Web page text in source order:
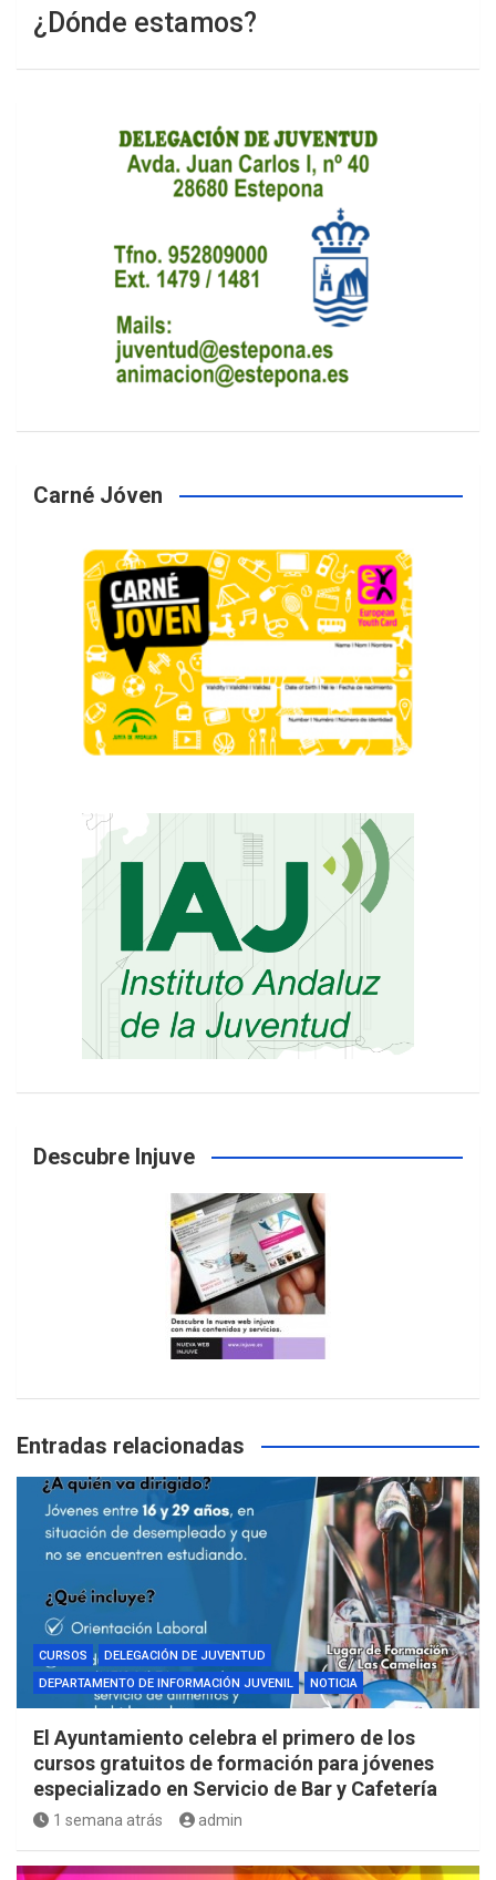
¿Dónde estamos?
Carné Jóven
Descubre Injuve
Entradas relacionadas
CURSOS
DELEGACIÓN DE JUVENTUD
DEPARTAMENTO DE INFORMACIÓN JUVENIL
NOTICIA
El Ayuntamiento celebra el primero de los
cursos gratuitos de formación para jóvenes
especializado en Servicio de Bar y Cafetería
1 semana atrás admin